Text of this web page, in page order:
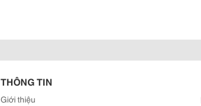
THÔNG TIN
Giới thiệu